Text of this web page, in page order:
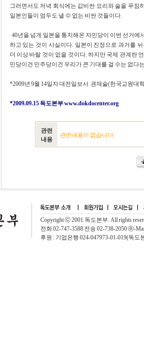
그러면서도 저녁 회식에는 값비싼 요리와 술을 푸짐
일본인들이 엄두도 낼 수 없는 비싼 것들이다.
40년을 넘게 일본을 통치해온 자민당이 이번 선거
하고 있는 것이 사실이다. 일본이 진정으로 과거를
더 이상 바랄 것이 없을 것이다. 하지만 국제 관계란
민당이건 민주당이건 우리가 큰 기대를 걸 수는 없다
*2009년 9월 14일자 대전일보사 권재술(한국교원대
*2009.09.15 독도본부www.dokdocenter.org
관련
내용
관련내용이 없습니다
Copyright ⓒ 2001.독도본부. All rights
전화 02-747-3588 전송 02-738-2050 ⓔ-
후원 : 기업은행 024-047973-01-019(독도